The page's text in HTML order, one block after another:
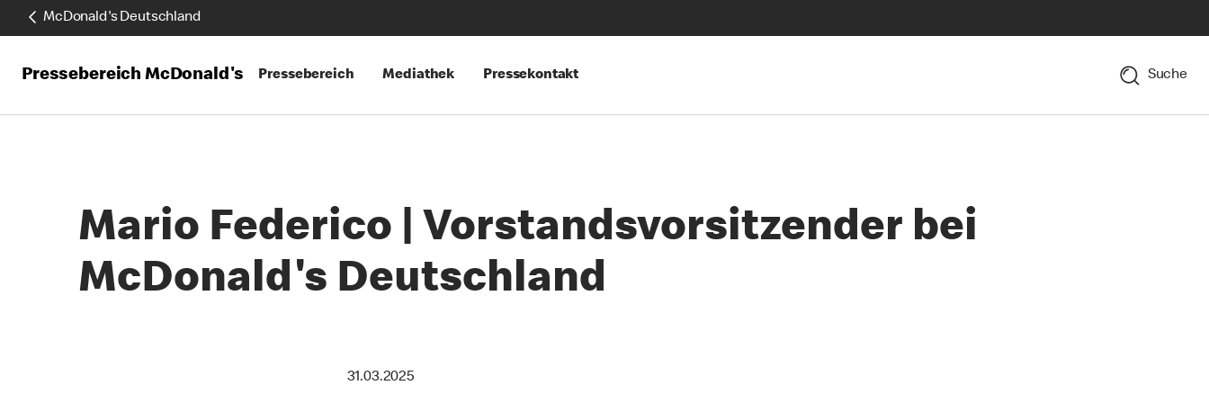
McDonald's Deutschland
Pressebereich McDonald's Pressebereich Mediathek Pressekontakt Suche
Mario Federico | Vorstandsvorsitzender bei
McDonald's Deutschland
31.03.2025